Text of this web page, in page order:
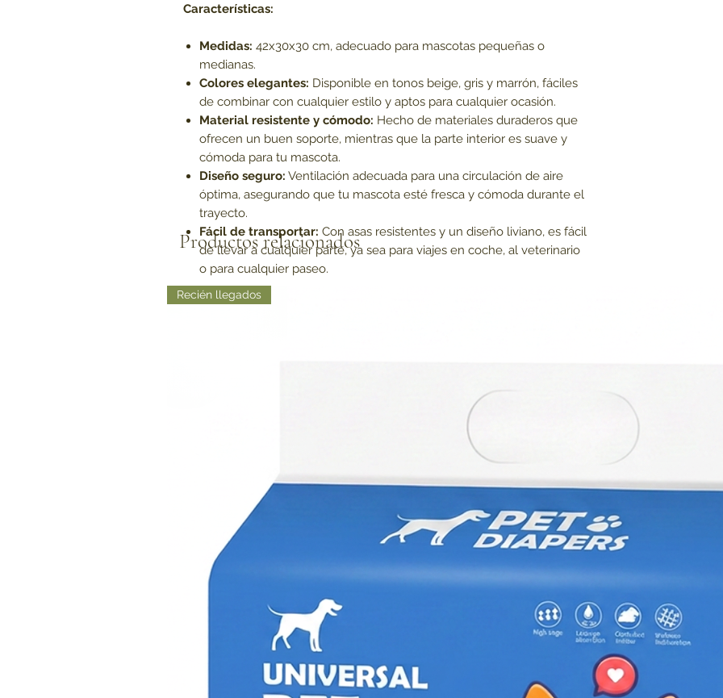
Productos relacionados
Recién llegados
Características:
Medidas: 42x30x30 cm, adecuado para mascotas pequeñas o
medianas.
Colores elegantes: Disponible en tonos beige, gris y marrón, fáciles
de combinar con cualquier estilo y aptos para cualquier ocasión.
Material resistente y cómodo: Hecho de materiales duraderos que
ofrecen un buen soporte, mientras que la parte interior es suave y
cómoda para tu mascota.
Diseño seguro: Ventilación adecuada para una circulación de aire
óptima, asegurando que tu mascota esté fresca y cómoda durante el
trayecto.
Fácil de transportar: Con asas resistentes y un diseño liviano, es fácil
de llevar a cualquier parte, ya sea para viajes en coche, al veterinario
o para cualquier paseo.